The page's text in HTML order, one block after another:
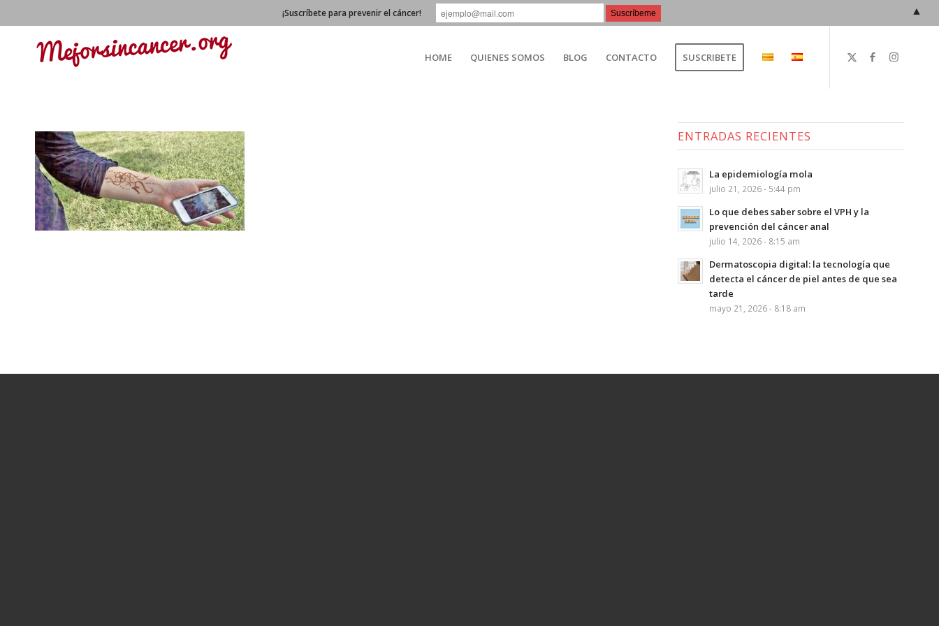
HOME QUIENES SOMOS BLOG CONTACTO SUSCRIBETE
ENTRADAS RECIENTES
La epidemiología mola
julio 21, 2026 - 5:44 pm
Lo que debes saber sobre el VPH y la
prevención del cáncer anal
julio 14, 2026 - 8:15 am
Dermatoscopia digital: la tecnología que
detecta el cáncer de piel antes de que sea
tarde
mayo 21, 2026 - 8:18 am
¡Suscríbete para prevenir el cáncer! ▲